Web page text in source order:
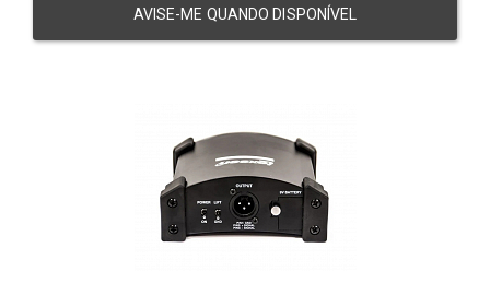
AVISE-ME QUANDO DISPONÍVEL